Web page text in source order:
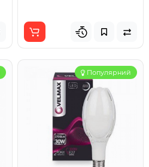
Популярний